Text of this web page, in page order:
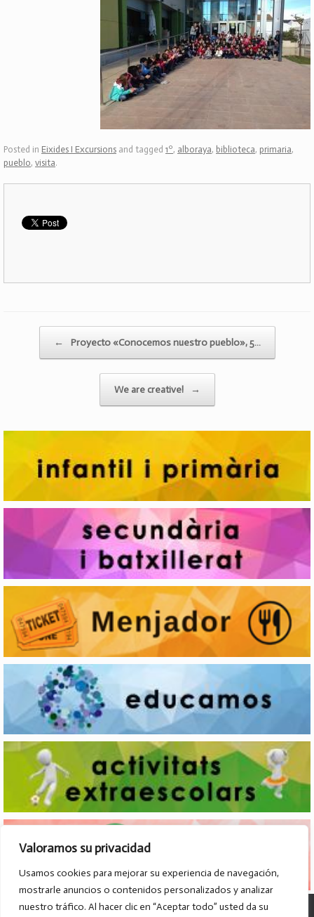
Valoramos su privacidad
Usamos cookies para mejorar su experiencia de navegación,
mostrarle anuncios o contenidos personalizados y analizar
nuestro tráfico. Al hacer clic en “Aceptar todo” usted da su
Posted in Eixides I Excursions and tagged 1º, alboraya, biblioteca, primaria,
pueblo, visita.
← Proyecto «Conocemos nuestro pueblo», 5…
We are creative! →